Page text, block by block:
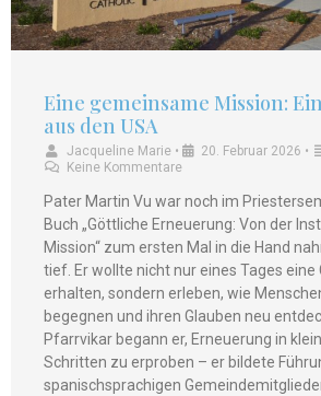
Eine gemeinsame Mission:
aus den USA
Jacqueline Marie • 20. Februar 2026 •
Keine Kommentare
Pater Martin Vu war noch im
Buch „Göttliche Erneuerung: Von der
Mission“ zum ersten Mal in die Hand
tief. Er wollte nicht nur eines Tages eine
erhalten, sondern erleben, wie
begegnen und ihren Glauben neu
Pfarrvikar begann er, Erneuerung in
Schritten zu erproben – er bildete
spanischsprachigen